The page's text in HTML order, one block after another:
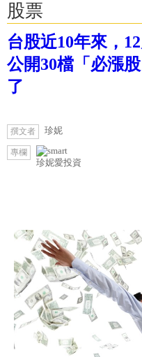
股票
台股近10年來，
公開30檔「必漲
了
撰文者 珍妮
專欄
珍妮愛投資